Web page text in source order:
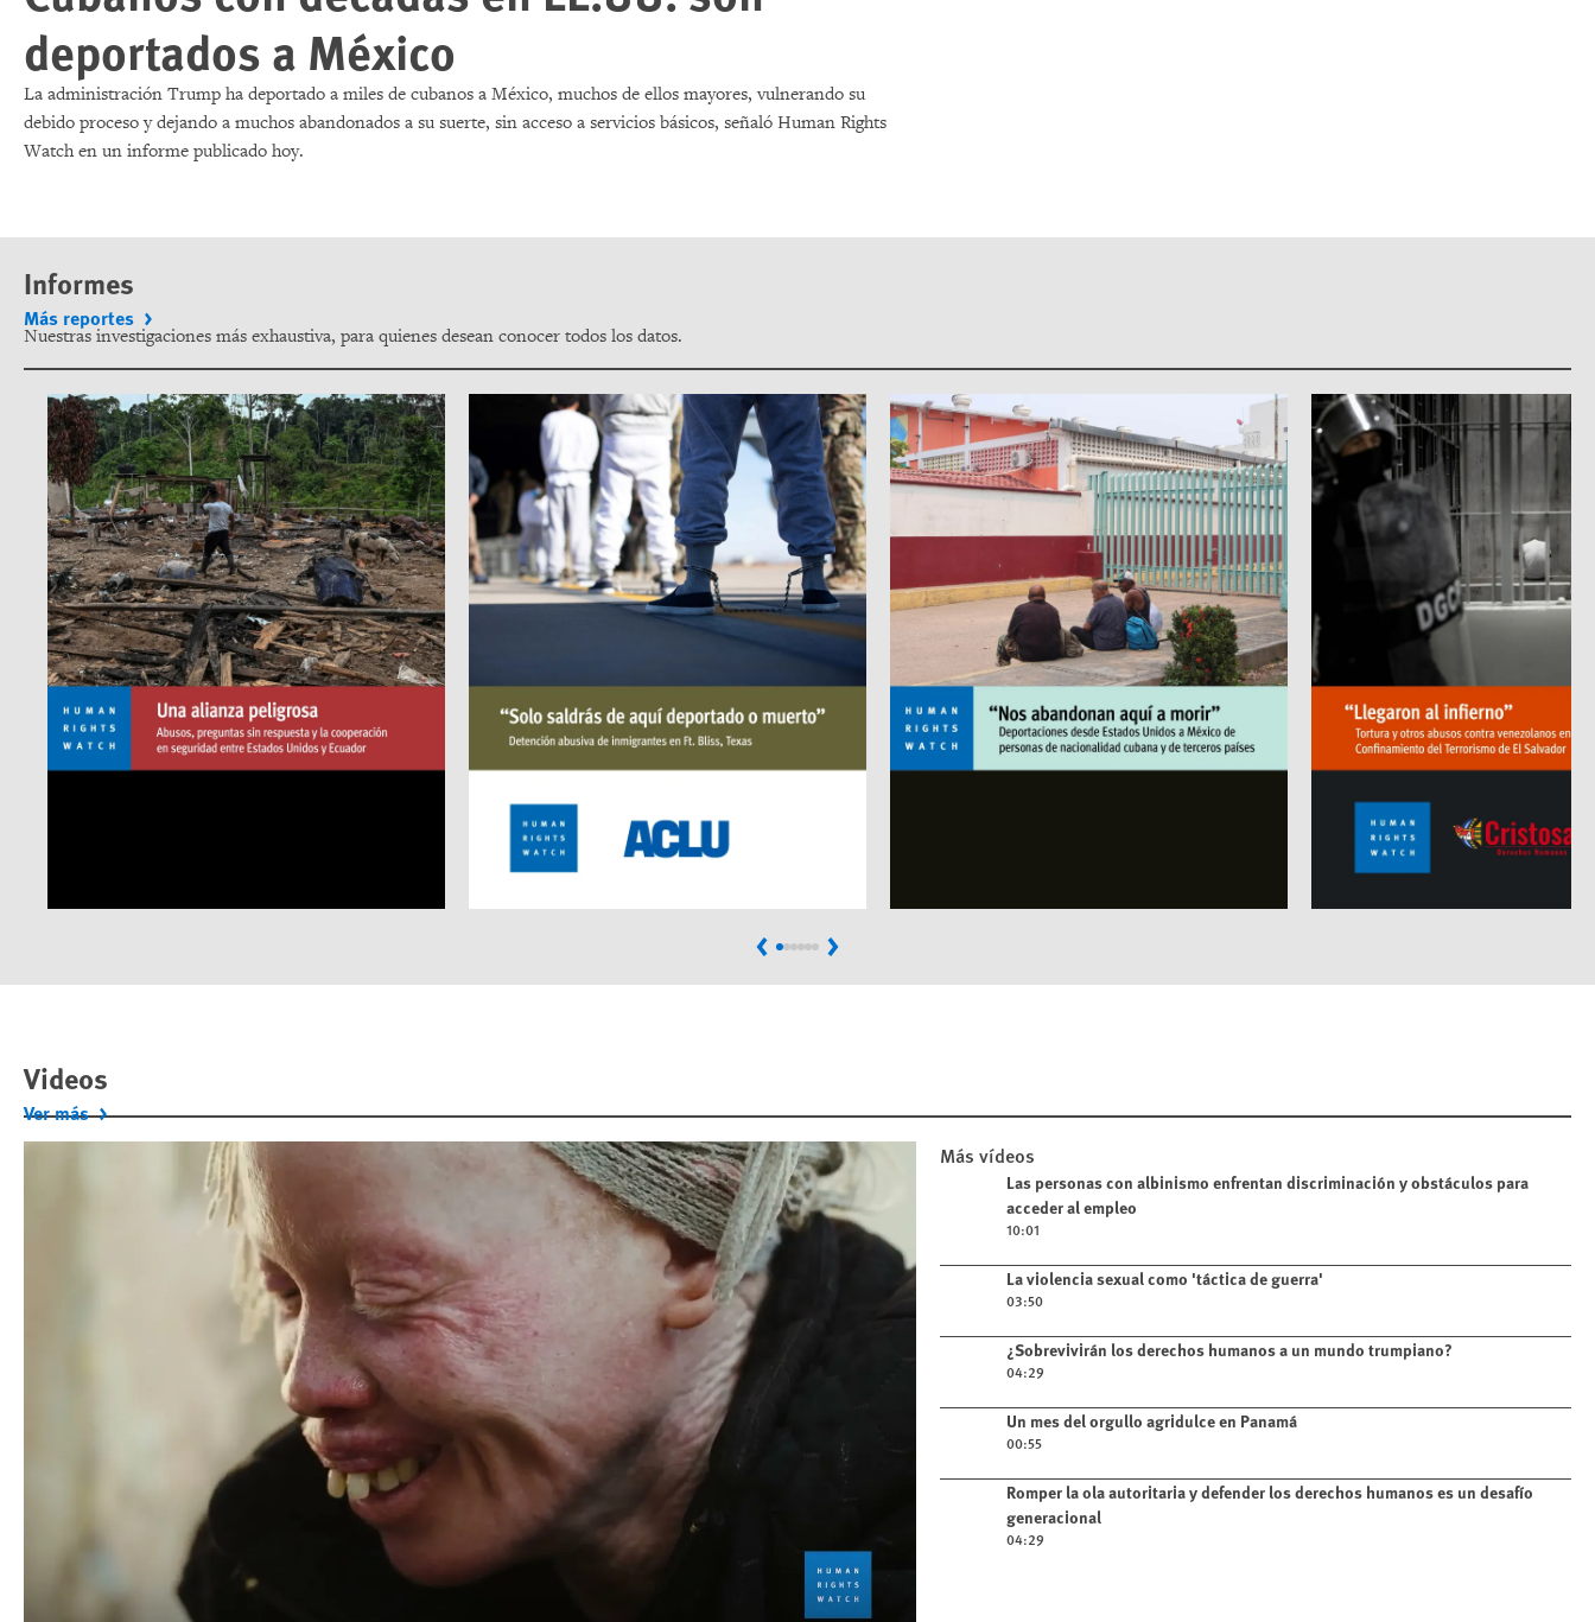
deportados a México
La administración Trump ha deportado a miles de cubanos a México, muchos de ellos mayores, vulnerando su
debido proceso y dejando a muchos abandonados a su suerte, sin acceso a servicios básicos, señaló Human Rights
Watch en un informe publicado hoy.
Informes
Más reportes
Nuestras investigaciones más exhaustiva, para quienes desean conocer todos los datos.
PreviousNext
Videos
Ver más
Más vídeos
Play videoLas personas con albinismo enfrentan discriminación y obstáculos para
acceder al empleo
10:01
Play videoLa violencia sexual como 'táctica de guerra'
03:50
Play video¿Sobrevivirán los derechos humanos a un mundo trumpiano?
04:29
Play videoUn mes del orgullo agridulce en Panamá
00:55
Play videoRomper la ola autoritaria y defender los derechos humanos es un desafío
generacional
04:29